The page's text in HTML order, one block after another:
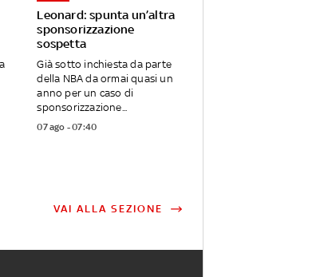
Leonard: spunta un’altra
sponsorizzazione
sospetta
Già sotto inchiesta da parte
della NBA da ormai quasi un
anno per un caso di
sponsorizzazione...
07 ago - 07:40
VAI ALLA SEZIONE